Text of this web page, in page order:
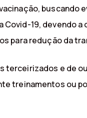
buscando
19, devendo
para redução da
terceirizados e de
treinamentos ou